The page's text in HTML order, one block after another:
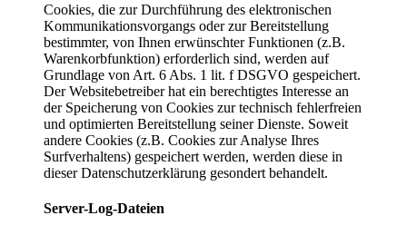
Cookies, die zur Durchführung des elektronischen
Kommunikationsvorgangs oder zur Bereitstellung
bestimmter, von Ihnen erwünschter Funktionen (z.B.
Warenkorbfunktion) erforderlich sind, werden auf
Grundlage von Art. 6 Abs. 1 lit. f DSGVO gespeichert.
Der Websitebetreiber hat ein berechtigtes Interesse an
der Speicherung von Cookies zur technisch fehlerfreien
und optimierten Bereitstellung seiner Dienste. Soweit
andere Cookies (z.B. Cookies zur Analyse Ihres
Surfverhaltens) gespeichert werden, werden diese in
dieser Datenschutzerklärung gesondert behandelt.
Server-Log-Dateien